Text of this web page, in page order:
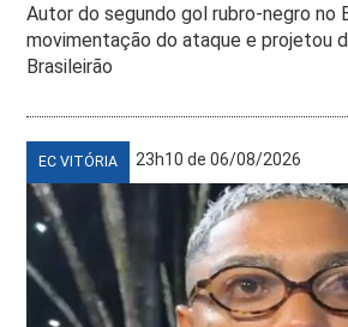
Autor do segundo gol rubro-negro no
movimentação do ataque e projetou
Brasileirão
EC VITÓRIA 23h10 de 06/08/2026